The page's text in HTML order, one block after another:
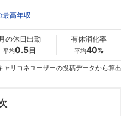
30代
580万
798万
高年収
月の休日出勤
平均0.5日
有休消化率
平均40%
ャリコネユーザーの投稿データから算出